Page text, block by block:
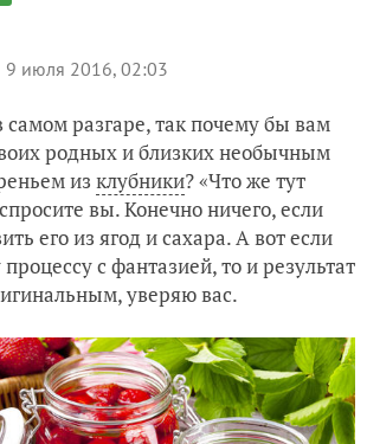
9 июля 2016, 02:03
самом разгаре, так почему бы вам
родных и близких необычным
из клубники? «Что же тут
вы. Конечно ничего, если
его из ягод и сахара. А вот если
с фантазией, то и результат
уверяю вас.